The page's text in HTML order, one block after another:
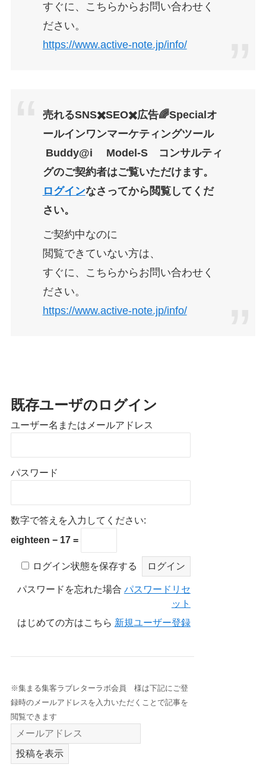
すぐに、こちらからお問い合わせく
ださい。
https://www.active-note.jp/info/
売れるSNS✖️SEO✖️広告🌈Specialオ
ールインワンマーケティングツール
Buddy@i Model-S コンサルティ
グのご契約者はご覧いただけます。
ログインなさってから閲覧してくだ
さい。
ご契約中なのに
閲覧できていない方は、
すぐに、こちらからお問い合わせく
ださい。
https://www.active-note.jp/info/
既存ユーザのログイン
ユーザー名またはメールアドレス
パスワード
数字で答えを入力してください:
eighteen − 17 =
ログイン状態を保存する
パスワードを忘れた場合 パスワードリセ
ット
はじめての方はこちら 新規ユーザー登録
※集まる集客ラブレターラボ会員 様は下記にご登
録時のメールアドレスを入力いただくことで記事を
閲覧できます
投稿を表示